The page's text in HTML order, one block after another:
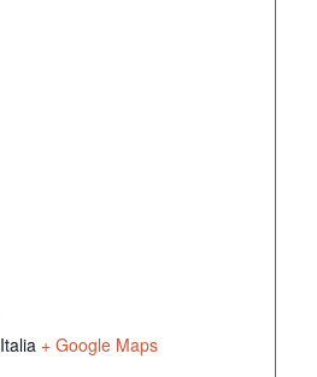
Italia + Google Maps